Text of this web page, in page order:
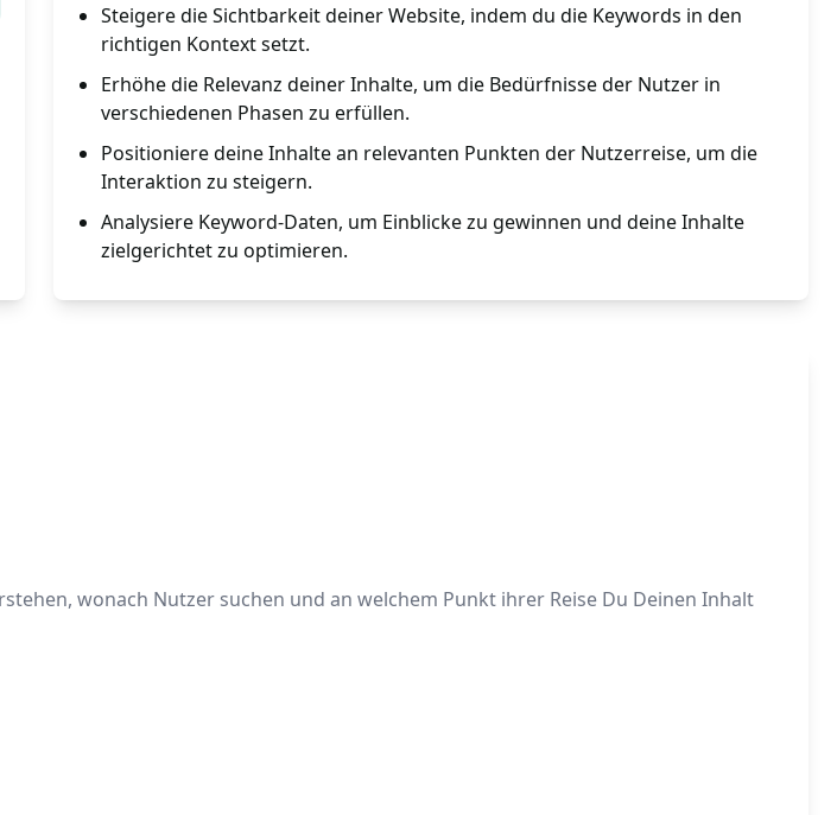
Steigere die Sichtbarkeit deiner Website, indem du die Keywords in den
richtigen Kontext setzt.
Erhöhe die Relevanz deiner Inhalte, um die Bedürfnisse der Nutzer in
verschiedenen Phasen zu erfüllen.
Positioniere deine Inhalte an relevanten Punkten der Nutzerreise, um die
Interaktion zu steigern.
Analysiere Keyword-Daten, um Einblicke zu gewinnen und deine Inhalte
zielgerichtet zu optimieren.
wonach Nutzer suchen und an welchem Punkt ihrer Reise Du Deinen Inhalt